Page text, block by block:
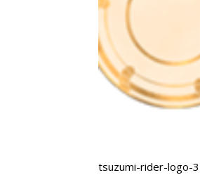
tsuzumi-rider-logo-